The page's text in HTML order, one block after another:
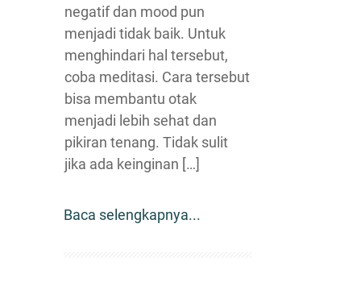
negatif dan mood pun
menjadi tidak baik. Untuk
menghindari hal tersebut,
coba meditasi. Cara tersebut
bisa membantu otak
menjadi lebih sehat dan
pikiran tenang. Tidak sulit
jika ada keinginan […]
Baca selengkapnya...